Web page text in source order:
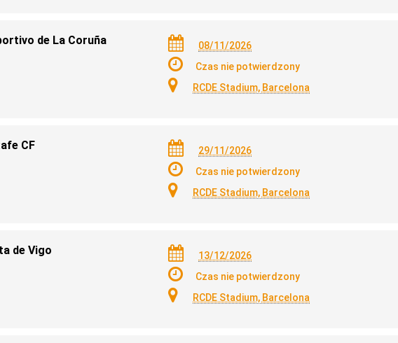
de La Coruña
08/11/2026
Czas nie potwierdzony
RCDE Stadium, Barcelona
CF
29/11/2026
Czas nie potwierdzony
RCDE Stadium, Barcelona
de Vigo
13/12/2026
Czas nie potwierdzony
RCDE Stadium, Barcelona